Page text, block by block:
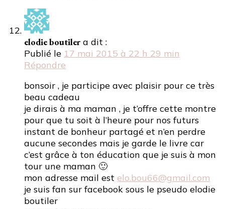
elodie boutiler a dit :
Publié le 17 mai 2015 à 22 h 29 min
Répondre
bonsoir , je participe avec plaisir pour ce très
beau cadeau
je dirais à ma maman , je t’offre cette montre
pour que tu soit à l’heure pour nos futurs
instant de bonheur partagé et n’en perdre
aucune secondes mais je garde le livre car
c’est grâce à ton éducation que je suis à mon
tour une maman 🙂
mon adresse mail est elo.bou66@gmail.com
je suis fan sur facebook sous le pseudo elodie
boutiler